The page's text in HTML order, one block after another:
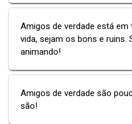
Amigos de verdade está
vida, sejam os bons e ruins.
animando!
Amigos de verdade são
são!